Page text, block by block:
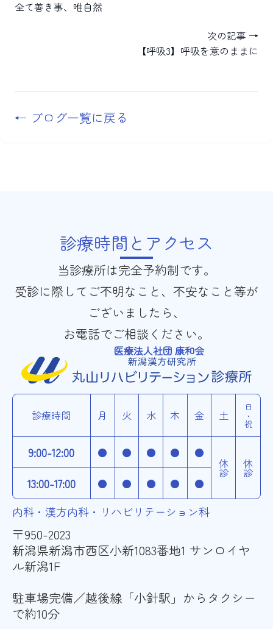
全て善き事、唯自然
次の記事 →
【呼吸3】呼吸を意のままに
← ブログ一覧に戻る
診療時間とアクセス
当診療所は完全予約制です。
受診に際してご不明なこと、不安なこと等が
ございましたら、
お電話でご相談ください。
医療法人社団 康和会
診療時間 月 火 水 木 金 土 日・祝
9:00-12:00 ● ● ● ● ●
13:00-17:00 ● ● ● ● ●
休診 休診
内科・漢方内科・リハビリテーション科
〒950-2023
新潟県新潟市西区小新1083番地1 サンロイヤ
ル新潟1F
駐車場完備／越後線「小針駅」からタクシー
で約10分